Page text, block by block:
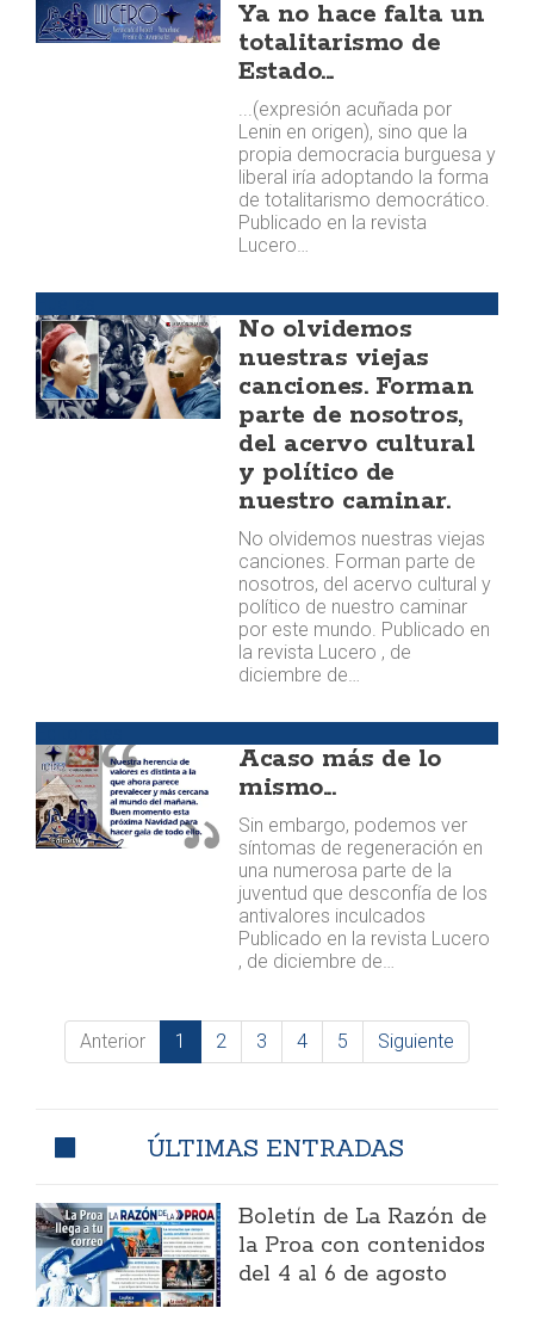
Ya no hace falta un
totalitarismo de
Estado...
...(expresión acuñada por
Lenin en origen), sino que la
propia democracia burguesa y
liberal iría adoptando la forma
de totalitarismo democrático.
Publicado en la revista
Lucero…
No olvidemos
nuestras viejas
canciones. Forman
parte de nosotros,
del acervo cultural
y político de
nuestro caminar.
No olvidemos nuestras viejas
canciones. Forman parte de
nosotros, del acervo cultural y
político de nuestro caminar
por este mundo. Publicado en
la revista Lucero , de
diciembre de…
Acaso más de lo
mismo...
Sin embargo, podemos ver
síntomas de regeneración en
una numerosa parte de la
juventud que desconfía de los
antivalores inculcados
Publicado en la revista Lucero
, de diciembre de…
Anterior 1 2 3 4 5 Siguiente
ÚLTIMAS ENTRADAS
Boletín de La Razón de
la Proa con contenidos
del 4 al 6 de agosto